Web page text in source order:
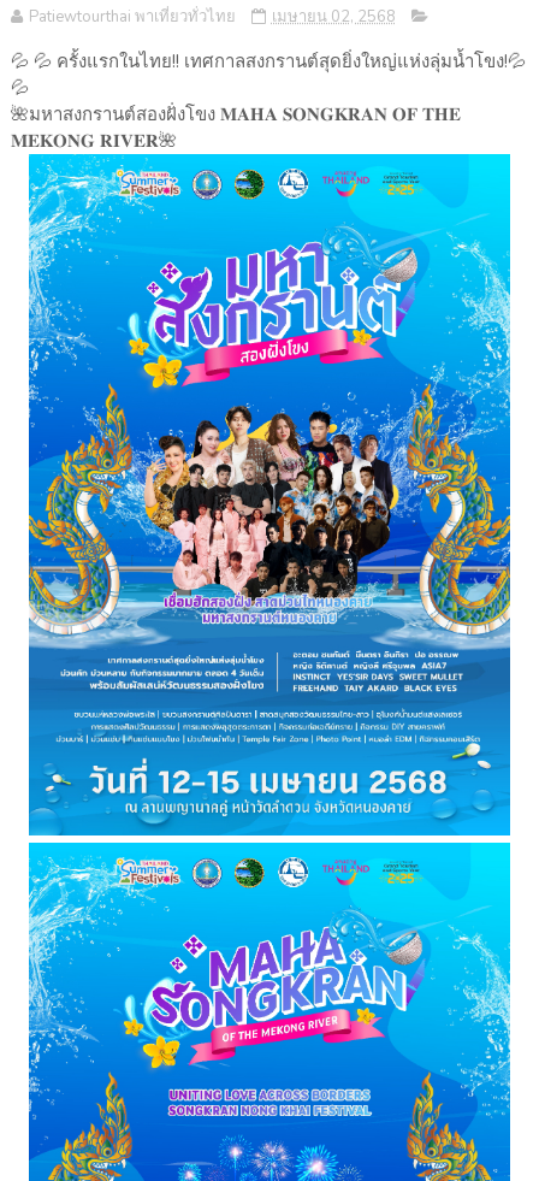
Patiewtourthai พาเที่ยวทั่วไทย เมษายน 02, 2568
💦 💦 ครั้งแรกในไทย!! เทศกาลสงกรานต์สุดยิ่งใหญ่แห่งลุ่มน้ำโขง!💦
💦
🌺มหาสงกรานต์สองฝั่งโขง 𝐌𝐀𝐇𝐀 𝐒𝐎𝐍𝐆𝐊𝐑𝐀𝐍 𝐎𝐅 𝐓𝐇𝐄
𝐌𝐄𝐊𝐎𝐍𝐆 𝐑𝐈𝐕𝐄𝐑🌺